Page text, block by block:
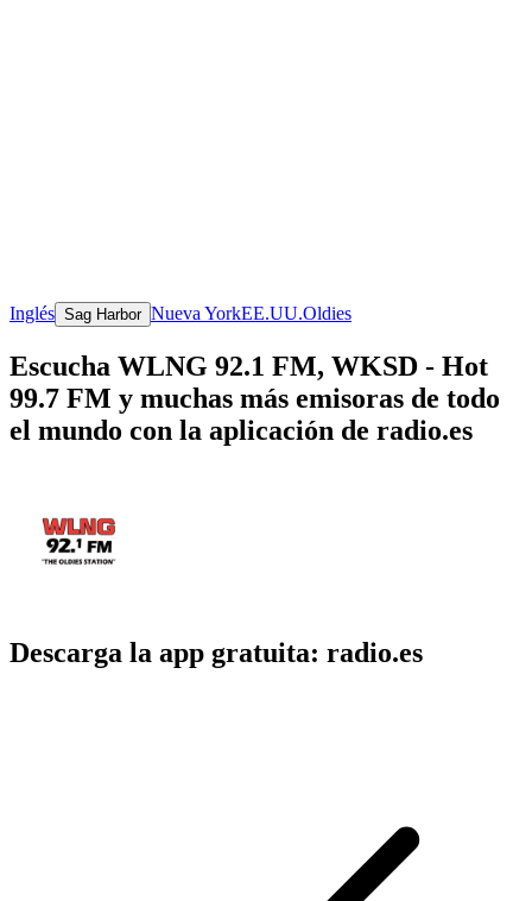
Inglés Sag Harbor Nueva YorkEE.UU.Oldies
Escucha WLNG 92.1 FM, WKSD - Hot
99.7 FM y muchas más emisoras de todo
el mundo con la aplicación de radio.es
Descarga la app gratuita: radio.es